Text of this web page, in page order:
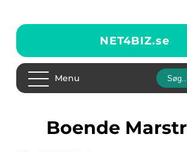
NET4BIZ.se
Menu
Boende